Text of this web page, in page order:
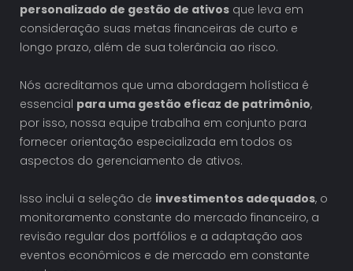
personalizado de gestão de ativos que leva em
consideração suas metas financeiras de curto e
longo prazo, além de sua tolerância ao risco.
Nós acreditamos que uma abordagem holística é
essencial para uma gestão eficaz de patrimônio,
por isso, nossa equipe trabalha em conjunto para
fornecer orientação especializada em todos os
aspectos do gerenciamento de ativos.
Isso inclui a seleção de investimentos adequados, o
monitoramento constante do mercado financeiro, a
revisão regular dos portfólios e a adaptação aos
eventos econômicos e de mercado em constante